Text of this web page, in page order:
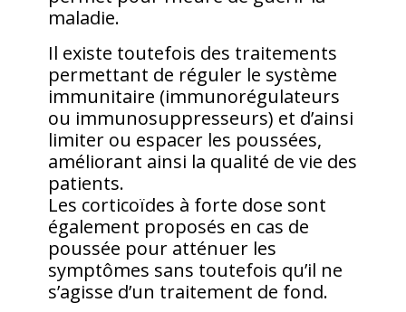
maladie.
Il existe toutefois des traitements
permettant de réguler le système
immunitaire (immunorégulateurs
ou immunosuppresseurs) et d’ainsi
limiter ou espacer les poussées,
améliorant ainsi la qualité de vie des
patients.
Les corticoïdes à forte dose sont
également proposés en cas de
poussée pour atténuer les
symptômes sans toutefois qu’il ne
s’agisse d’un traitement de fond.